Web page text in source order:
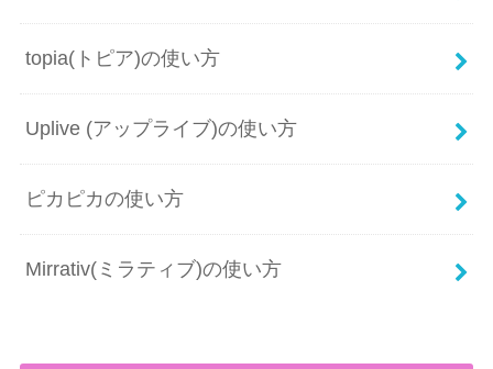
topia(トピア)の使い方
Uplive (アップライブ)の使い方
ピカピカの使い方
Mirrativ(ミラティブ)の使い方